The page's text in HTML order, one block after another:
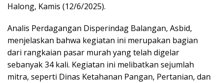
Halong, Kamis (12/6/2025).
Analis Perdagangan Disperindag Balangan, Asbid,
menjelaskan bahwa kegiatan ini merupakan bagian
dari rangkaian pasar murah yang telah digelar
sebanyak 34 kali. Kegiatan ini melibatkan sejumlah
mitra, seperti Dinas Ketahanan Pangan, Pertanian, dan